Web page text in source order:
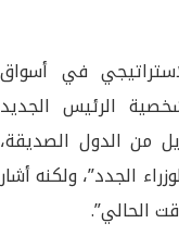
في أسواق
الرئيس الجديد
من الدول الصديقة،
الجدد”، ولكنه أشار
الحالي”.